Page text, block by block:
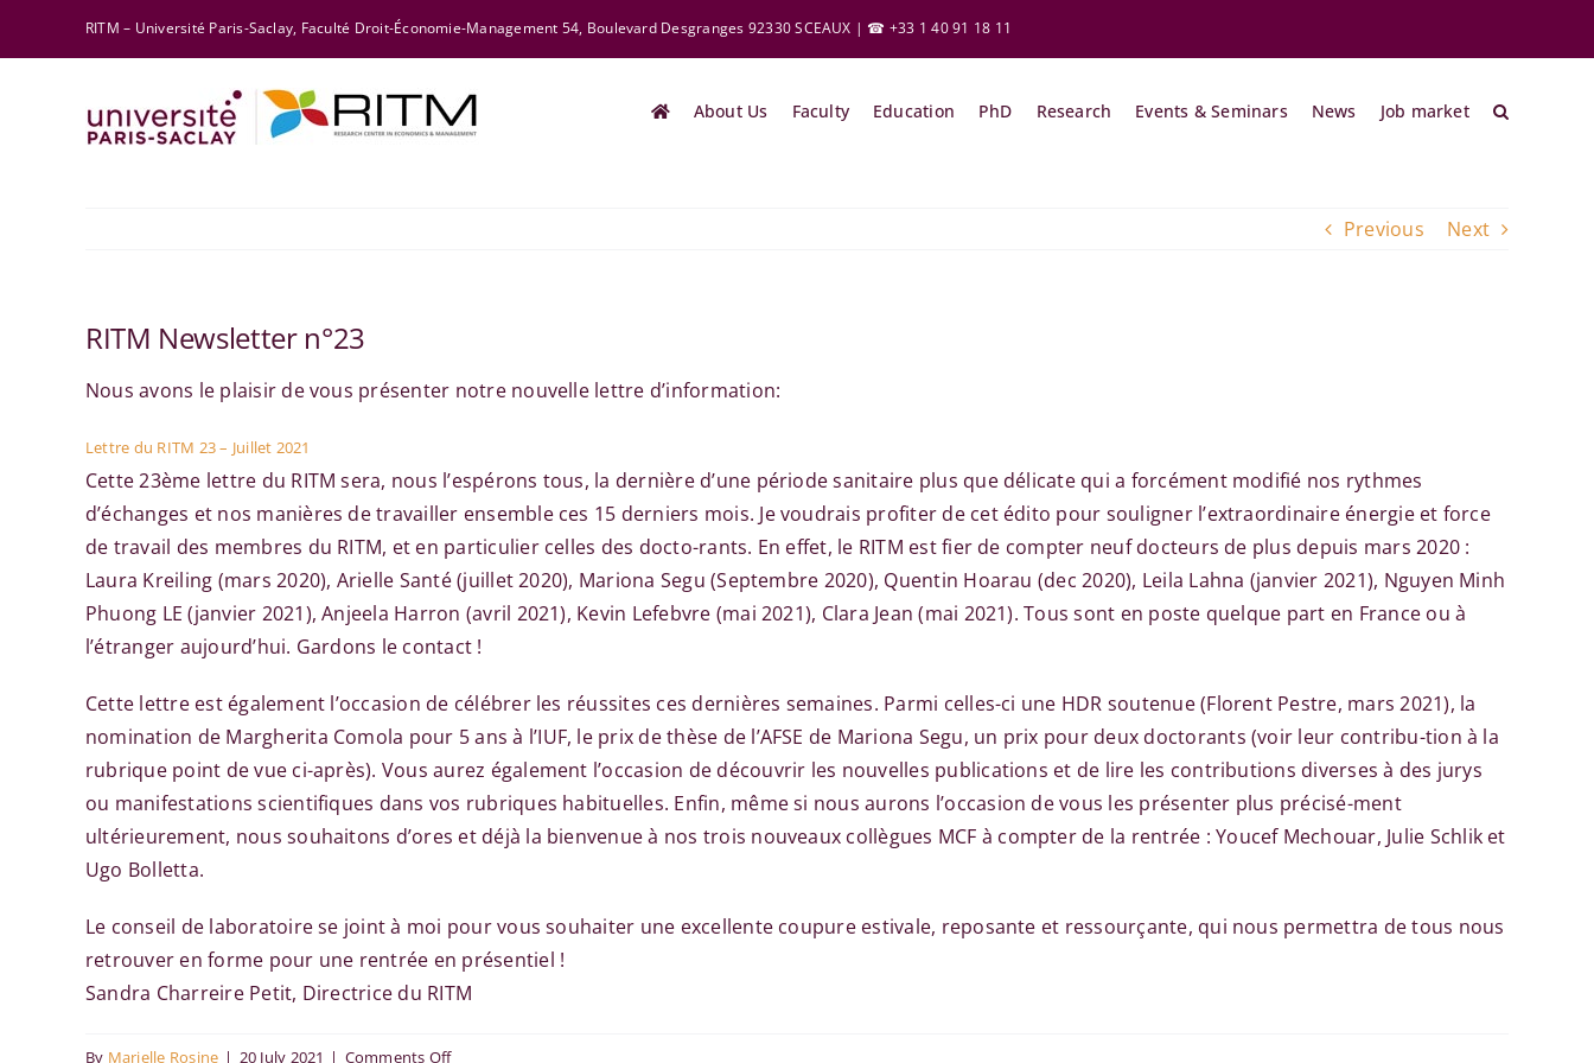
RITM – Université Paris-Saclay, Faculté Droit-Économie-Management 54, Boulevard Desgranges 92330 SCEAUX | ☎ +33 1 40 91 18 11
About Us Faculty Education PhD Research Events & Seminars News Job market
Previous Next
RITM Newsletter n°23
Nous avons le plaisir de vous présenter notre nouvelle lettre d’information:
Lettre du RITM 23 – Juillet 2021
Cette 23ème lettre du RITM sera, nous l’espérons tous, la dernière d’une période sanitaire plus que délicate qui a forcément modifié nos rythmes
d’échanges et nos manières de travailler ensemble ces 15 derniers mois. Je voudrais profiter de cet édito pour souligner l’extraordinaire énergie et force
de travail des membres du RITM, et en particulier celles des docto-rants. En effet, le RITM est fier de compter neuf docteurs de plus depuis mars 2020 :
Laura Kreiling (mars 2020), Arielle Santé (juillet 2020), Mariona Segu (Septembre 2020), Quentin Hoarau (dec 2020), Leila Lahna (janvier 2021), Nguyen Minh
Phuong LE (janvier 2021), Anjeela Harron (avril 2021), Kevin Lefebvre (mai 2021), Clara Jean (mai 2021). Tous sont en poste quelque part en France ou à
l’étranger aujourd’hui. Gardons le contact !
Cette lettre est également l’occasion de célébrer les réussites ces dernières semaines. Parmi celles-ci une HDR soutenue (Florent Pestre, mars 2021), la
nomination de Margherita Comola pour 5 ans à l’IUF, le prix de thèse de l’AFSE de Mariona Segu, un prix pour deux doctorants (voir leur contribu-tion à la
rubrique point de vue ci-après). Vous aurez également l’occasion de découvrir les nouvelles publications et de lire les contributions diverses à des jurys
ou manifestations scientifiques dans vos rubriques habituelles. Enfin, même si nous aurons l’occasion de vous les présenter plus précisé-ment
ultérieurement, nous souhaitons d’ores et déjà la bienvenue à nos trois nouveaux collègues MCF à compter de la rentrée : Youcef Mechouar, Julie Schlik et
Ugo Bolletta.
Le conseil de laboratoire se joint à moi pour vous souhaiter une excellente coupure estivale, reposante et ressourçante, qui nous permettra de tous nous
retrouver en forme pour une rentrée en présentiel !
Sandra Charreire Petit, Directrice du RITM
By Marielle Rosine | 20 July 2021 | Comments Offon